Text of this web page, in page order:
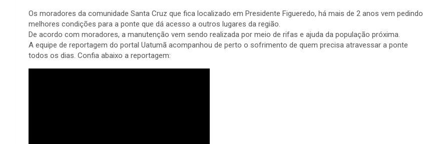
Os moradores da comunidade Santa Cruz que fica localizado em Presidente Figueredo, há mais de 2 anos vem pedindo
melhores condições para a ponte que dá acesso a outros lugares da região.
De acordo com moradores, a manutenção vem sendo realizada por meio de rifas e ajuda da população próxima.
A equipe de reportagem do portal Uatumã acompanhou de perto o sofrimento de quem precisa atravessar a ponte
todos os dias. Confia abaixo a reportagem: